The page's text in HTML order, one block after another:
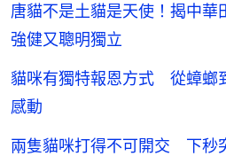
唐貓不是土貓是天使！揭中
強健又聰明獨立
貓咪有獨特報恩方式 從蟑螂
感動
兩隻貓咪打得不可開交 下秒